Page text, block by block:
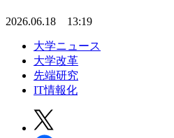
2026.06.18 13:19
大学ニュース
大学改革
先端研究
IT情報化